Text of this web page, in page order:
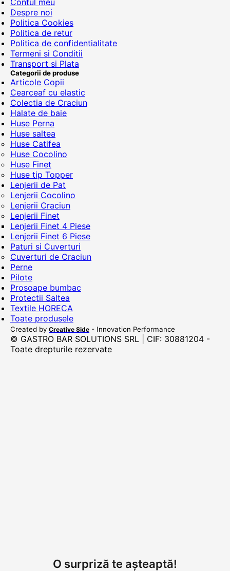
Contul meu
Despre noi
Politica Cookies
Politica de retur
Politica de confidentialitate
Termeni si Conditii
Transport si Plata
Categorii de produse
Articole Copii
Cearceaf cu elastic
Colectia de Craciun
Halate de baie
Huse Perna
Huse saltea
Huse Catifea
Huse Cocolino
Huse Finet
Huse tip Topper
Lenjerii de Pat
Lenjerii Cocolino
Lenjerii Craciun
Lenjerii Finet
Lenjerii Finet 4 Piese
Lenjerii Finet 6 Piese
Paturi si Cuverturi
Cuverturi de Craciun
Perne
Pilote
Prosoape bumbac
Protectii Saltea
Textile HORECA
Toate produsele
Created by Creative Side - Innovation Performance
© GASTRO BAR SOLUTIONS SRL | CIF: 30881204 -
Toate drepturile rezervate
O surpriză te așteaptă!